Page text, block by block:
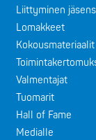
Liittyminen
Lomakkeet
Kokousmateriaalit
Valmentajat
Tuomarit
Hall of Fame
Medialle